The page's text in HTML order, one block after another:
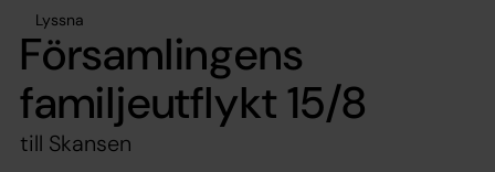
Lyssna
Församlingens
familjeutflykt 15/8
till Skansen